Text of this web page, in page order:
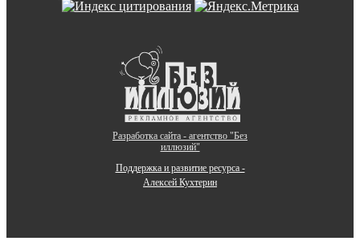
Разработка сайта - агентство "Без
иллюзий"
Поддержка и развитие ресурса -
Алексей Кухтерин